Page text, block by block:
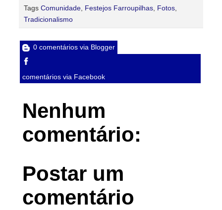
Tags Comunidade, Festejos Farroupilhas, Fotos,
Tradicionalismo
0 comentários via Blogger
comentários via Facebook
Nenhum
comentário:
Postar um
comentário